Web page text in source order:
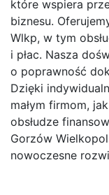
które wspiera
biznesu.
Wlkp, w tym
i płac. Nasza
o poprawność
Dzięki
małym firmom,
obsłudze
Gorzów
nowoczesne